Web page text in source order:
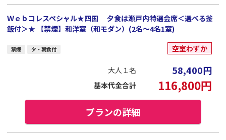
Ｗｅｂコレスペシャル★四国 夕食は瀬戸内特選会席＜選べる釜
飯付＞★ 【禁煙】和洋室（和モダン）(2名～4名1室)
禁煙 夕・朝食付 空室わずか
大人１名 58,400円
基本代金合計 116,800円
プランの詳細